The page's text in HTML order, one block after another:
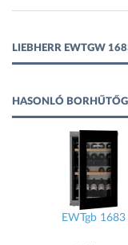
LIEBHERR EWTGW
HASONLÓ
EWTgb 1683